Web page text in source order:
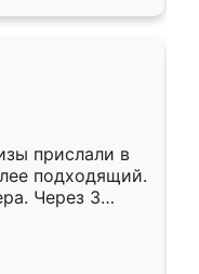
прислали в
подходящий.
Через 3
Остались
Ренессанс